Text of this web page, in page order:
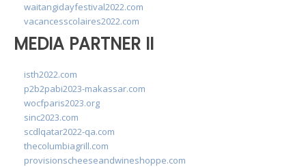
waitangidayfestival2022.com
vacancesscolaires2022.com
MEDIA PARTNER II
isth2022.com
p2b2pabi2023-makassar.com
wocfparis2023.org
sinc2023.com
scdlqatar2022-qa.com
thecolumbiagrill.com
provisionscheeseandwineshoppe.com